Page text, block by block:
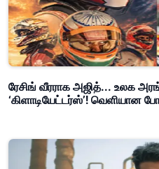
ரேசிங் வீரராக அஜித்... உலக
‘கிளாடியேட்டர்ஸ்’! வெளியான